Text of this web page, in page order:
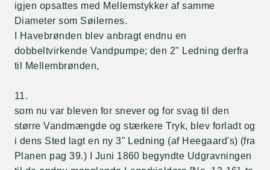
igjen opsattes med Mellemstykker af samme
Diameter som Søilernes.
I Havebrønden blev anbragt endnu en
dobbeltvirkende Vandpumpe; den 2" Ledning derfra
til Mellembrønden,
11.
som nu var bleven for snever og for svag til den
større Vandmængde og stærkere Tryk, blev forladt og
i dens Sted lagt en ny 3" Ledning (af Heegaard's) (fra
Planen pag 39.) I Juni 1860 begyndte Udgravningen